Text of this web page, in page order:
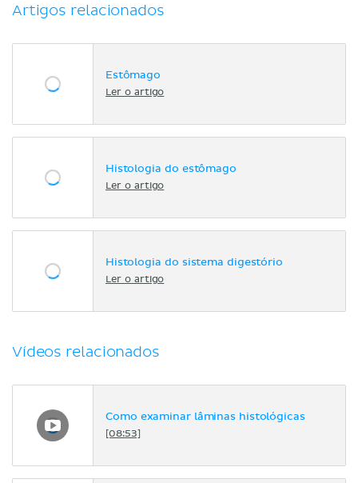
Artigos relacionados
Estômago
Ler o artigo
Histologia do estômago
Ler o artigo
Histologia do sistema digestório
Ler o artigo
Vídeos relacionados
Como examinar lâminas histológicas
[08:53]